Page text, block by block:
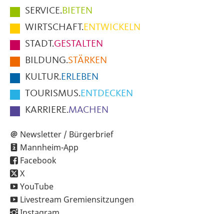
Hauptmenüpunkte
im
Fußbereich
der
Seite
SERVICE.BIETEN
WIRTSCHAFT.ENTWICKELN
STADT.GESTALTEN
BILDUNG.STÄRKEN
KULTUR.ERLEBEN
TOURISMUS.ENTDECKEN
KARRIERE.MACHEN
Newsletter / Bürgerbrief
Mannheim-App
Facebook
X
YouTube
Livestream Gremiensitzungen